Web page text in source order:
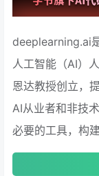
deeplearning.ai
人工智能（AI）
恩达教授创立，
AI从业者和非技
必要的工具，构